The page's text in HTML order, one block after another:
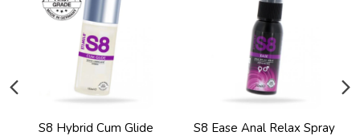
S8 Hybrid Cum Glide
S8 Ease Anal Relax Spray